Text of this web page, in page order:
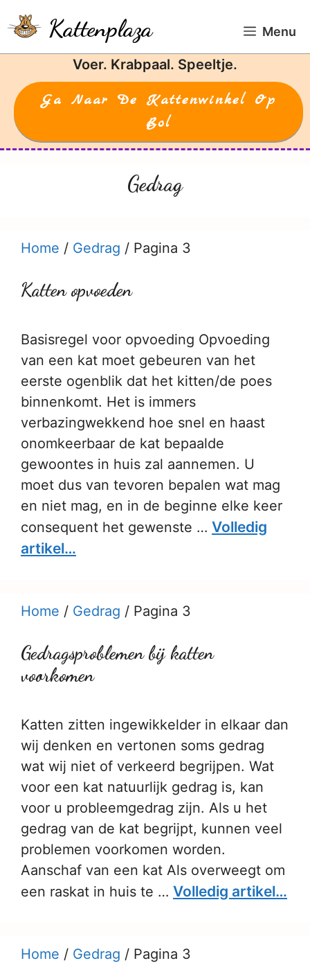
naar
de
Kattenplaza Menu
Voer. Krabpaal. Speeltje.
Ga Naar De Kattenwinkel Op
Bol
Gedrag
Home / Gedrag / Pagina 3
Katten opvoeden
Basisregel voor opvoeding Opvoeding
van een kat moet gebeuren van het
eerste ogenblik dat het kitten/de poes
binnenkomt. Het is immers
verbazingwekkend hoe snel en haast
onomkeerbaar de kat bepaalde
gewoontes in huis zal aannemen. U
moet dus van tevoren bepalen wat mag
en niet mag, en in de beginne elke keer
consequent het gewenste … Volledig
artikel…
Home / Gedrag / Pagina 3
Gedragsproblemen bij katten
voorkomen
Katten zitten ingewikkelder in elkaar dan
wij denken en vertonen soms gedrag
wat wij niet of verkeerd begrijpen. Wat
voor een kat natuurlijk gedrag is, kan
voor u probleemgedrag zijn. Als u het
gedrag van de kat begrijpt, kunnen veel
problemen voorkomen worden.
Aanschaf van een kat Als overweegt om
een raskat in huis te … Volledig artikel…
Home / Gedrag / Pagina 3